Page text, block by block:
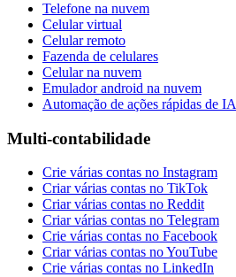
Telefone na nuvem
Celular virtual
Celular remoto
Fazenda de celulares
Celular na nuvem
Emulador android na nuvem
Automação de ações rápidas de IA
Multi-contabilidade
Crie várias contas no Instagram
Criar várias contas no TikTok
Criar várias contas no Reddit
Criar várias contas no Telegram
Crie várias contas no Facebook
Criar várias contas no YouTube
Crie várias contas no LinkedIn